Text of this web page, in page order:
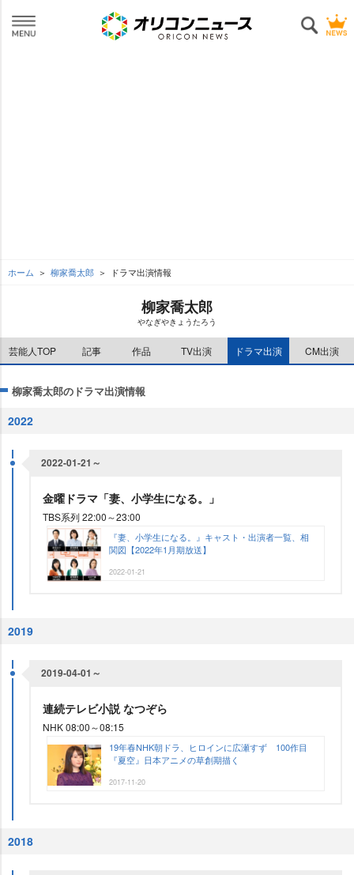
ホーム 柳家喬太郎 ドラマ出演情報
柳家喬太郎
なぎやきょうたろう
芸能人TOP 記事 作品 TV出演 ドラマ出演 CM出演
柳家喬太郎のドラマ出演情報
2022
2022-01-21～
金曜ドラマ「妻、小学生になる。」
TBS系列 22:00～23:00
『妻、小学生になる。』キャスト・出演者一覧、相
関図【2022年1月期放送】
2022-01-21
2019
2019-04-01～
連続テレビ小説 なつぞら
NHK 08:00～08:15
19年春NHK朝ドラ、ヒロインに広瀬すず 100作目
『夏空』日本アニメの草創期描く
2017-11-20
2018